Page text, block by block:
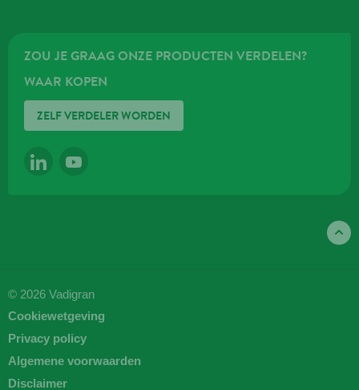
ZOU JE GRAAG ONZE PRODUCTEN VERDELEN?
WAAR KOPEN
ZELF VERDELER WORDEN
LINKEDINYOUTUBE
© 2026 Vadigran
Cookiewetgeving
Privacy policy
Algemene voorwaarden
Disclaimer